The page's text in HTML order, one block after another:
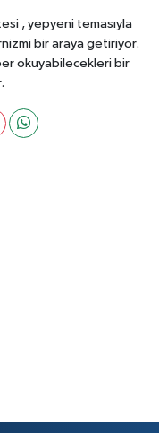
, yepyeni temasıyla
bir araya getiriyor.
okuyabilecekleri bir